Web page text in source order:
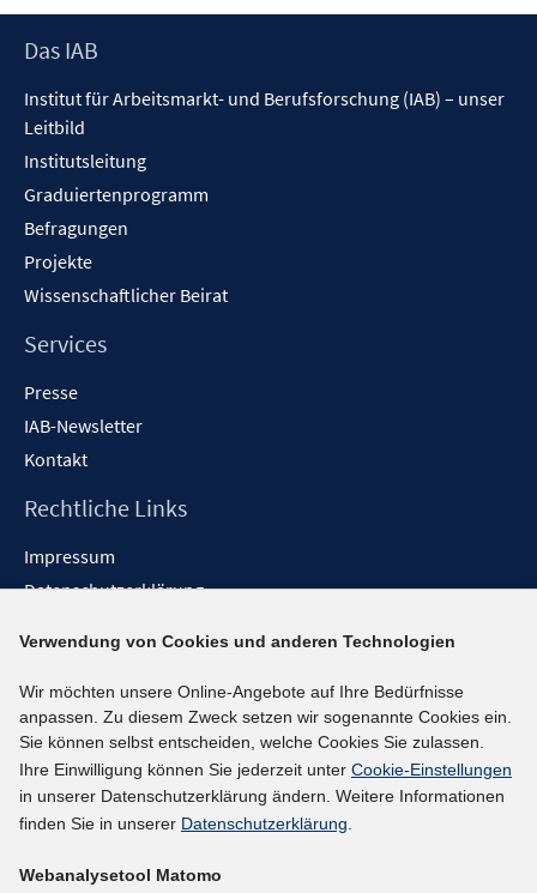
öffnen
Footer
Das IAB
Institut für Arbeitsmarkt- und Berufsforschung (IAB) – unser
Leitbild
Institutsleitung
Graduiertenprogramm
Befragungen
Projekte
Wissenschaftlicher Beirat
Services
Presse
IAB-Newsletter
Kontakt
Rechtliche Links
Impressum
Datenschutzerklärung
Barrieren melden
Social-Media-Kanäle
BlueSky
YouTube
LinkedIn
kununu
Verwendung von Cookies und anderen Technologien
Wir möchten unsere Online-Angebote auf Ihre Bedürfnisse
anpassen. Zu diesem Zweck setzen wir sogenannte Cookies ein.
Sie können selbst entscheiden, welche Cookies Sie zulassen.
Ihre Einwilligung können Sie jederzeit unter Cookie-Einstellungen
in unserer Datenschutzerklärung ändern. Weitere Informationen
finden Sie in unserer Datenschutzerklärung.
Webanalysetool Matomo